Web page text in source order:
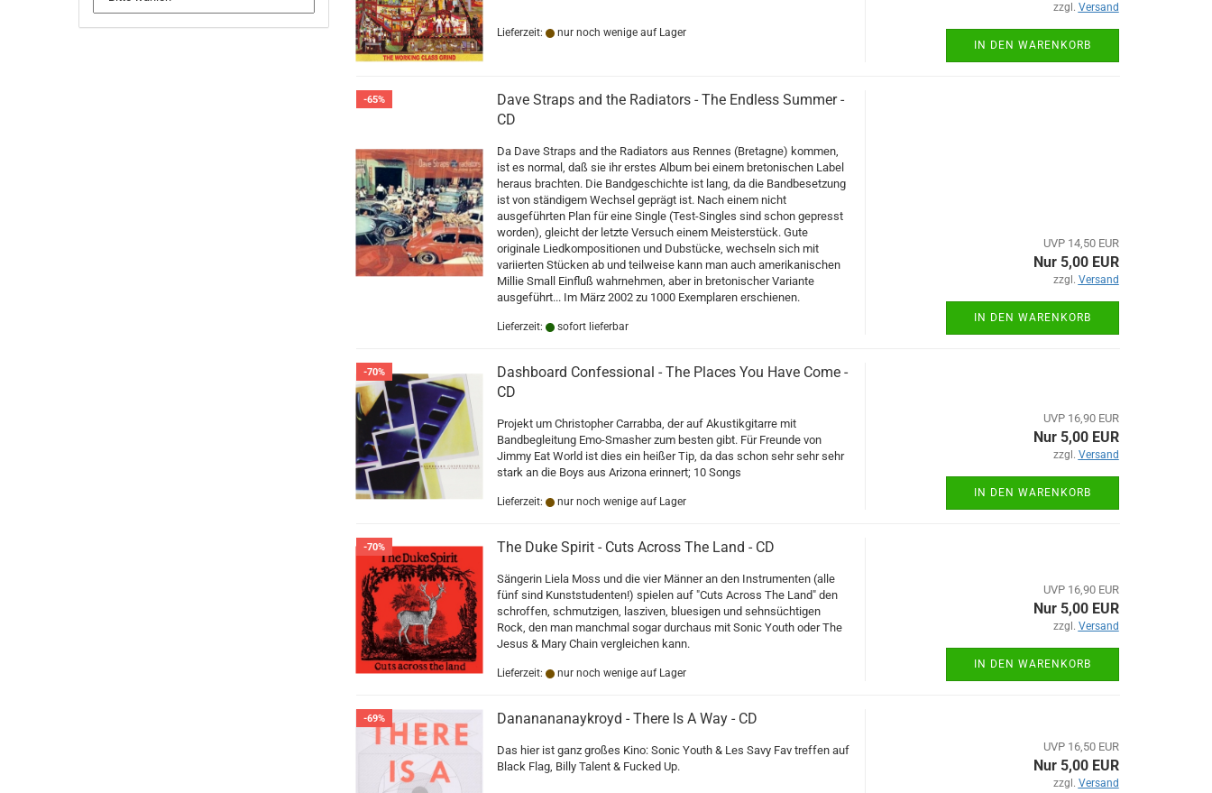
Lieferzeit: nur noch wenige auf Lager
zzgl. Versand
IN DEN WARENKORB
-65%
Dave Straps and the Radiators - The Endless Summer -
CD
Da Dave Straps and the Radiators aus Rennes (Bretagne) kommen,
ist es normal, daß sie ihr erstes Album bei einem bretonischen Label
heraus brachten. Die Bandgeschichte ist lang, da die Bandbesetzung
ist von ständigem Wechsel geprägt ist. Nach einem nicht
ausgeführten Plan für eine Single (Test-Singles sind schon gepresst
worden), gleicht der letzte Versuch einem Meisterstück. Gute
originale Liedkompositionen und Dubstücke, wechseln sich mit
variierten Stücken ab und teilweise kann man auch amerikanischen
Millie Small Einfluß wahrnehmen, aber in bretonischer Variante
ausgeführt... Im März 2002 zu 1000 Exemplaren erschienen.
Lieferzeit: sofort lieferbar
UVP 14,50 EUR
Nur 5,00 EUR
zzgl. Versand
IN DEN WARENKORB
-70%
Dashboard Confessional - The Places You Have Come -
CD
Projekt um Christopher Carrabba, der auf Akustikgitarre mit
Bandbegleitung Emo-Smasher zum besten gibt. Für Freunde von
Jimmy Eat World ist dies ein heißer Tip, da das schon sehr sehr sehr
stark an die Boys aus Arizona erinnert; 10 Songs
Lieferzeit: nur noch wenige auf Lager
UVP 16,90 EUR
Nur 5,00 EUR
zzgl. Versand
IN DEN WARENKORB
-70% The Duke Spirit - Cuts Across The Land - CD
Sängerin Liela Moss und die vier Männer an den Instrumenten (alle
fünf sind Kunststudenten!) spielen auf "Cuts Across The Land" den
schroffen, schmutzigen, lasziven, bluesigen und sehnsüchtigen
Rock, den man manchmal sogar durchaus mit Sonic Youth oder The
Jesus & Mary Chain vergleichen kann.
Lieferzeit: nur noch wenige auf Lager
UVP 16,90 EUR
Nur 5,00 EUR
zzgl. Versand
IN DEN WARENKORB
-69% Dananananaykroyd - There Is A Way - CD
Das hier ist ganz großes Kino: Sonic Youth & Les Savy Fav treffen auf
Black Flag, Billy Talent & Fucked Up.
UVP 16,50 EUR
Nur 5,00 EUR
zzgl. Versand